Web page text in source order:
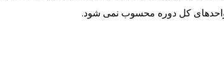
واحدهای کل دوره محسوب نمی شود.